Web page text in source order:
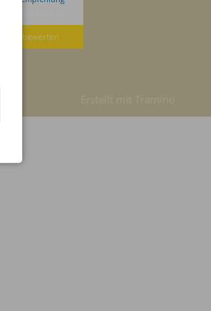
Jetzt bewerten
Erstellt mit Tramino